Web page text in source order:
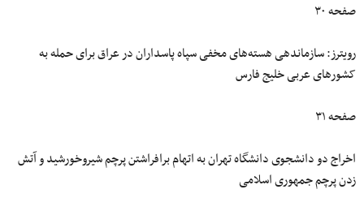
صفحه ۳۰
رویترز: سازماندهی هسته‌های مخفی سپاه پاسداران در عراق برای حمله به
کشورهای عربی خلیج فارس
صفحه ۳۱
اخراج دو دانشجوی دانشگاه تهران به اتهام برافراشتن پرچم شیروخورشید و آتش
زدن پرچم جمهوری اسلامی